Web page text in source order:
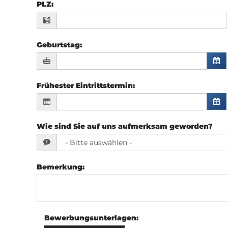
PLZ:
Geburtstag:
Frühester Eintrittstermin:
Wie sind Sie auf uns aufmerksam geworden?
Bemerkung:
Bewerbungsunterlagen: